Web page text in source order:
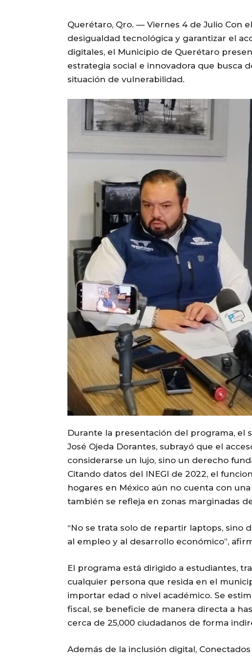
Querétaro, Qro. — Viernes 4 de Julio Con
desigualdad tecnológica y garantizar el
digitales, el Municipio de Querétaro
estrategia social e innovadora que busca
situación de vulnerabilidad.
Durante la presentación del programa, el
José Ojeda Dorantes, subrayó que el
considerarse un lujo, sino un derecho
Citando datos del INEGI de 2022, el
hogares en México aún no cuenta con
también se refleja en zonas marginadas
“No se trata solo de repartir laptops, sino
al empleo y al desarrollo económico”,
El programa está dirigido a estudiantes,
cualquier persona que resida en el
importar edad o nivel académico. Se
fiscal, se beneficie de manera directa a
cerca de 25,000 ciudadanos de forma
Además de la inclusión digital,